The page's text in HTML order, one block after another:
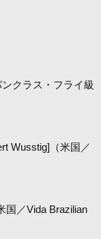
クラス・フライ級
Wusstig]（米国／
国／Vida Brazilian